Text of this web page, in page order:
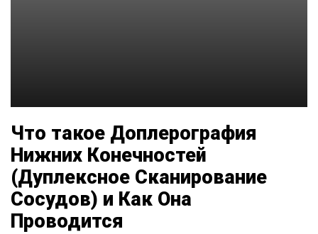
Что такое Доплерография
Нижних Конечностей
(Дуплексное Сканирование
Сосудов) и Как Она
Проводится